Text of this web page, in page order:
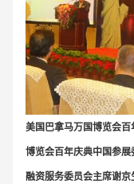
美国巴拿马万国博览会
博览会百年庆典中国参
融资服务委员会主席谢